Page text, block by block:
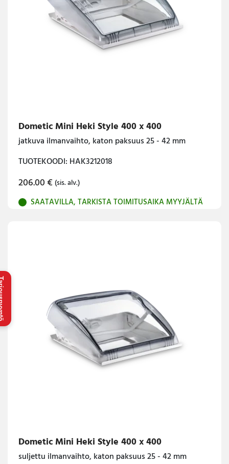
Dometic Mini Heki Style 400 x 400
jatkuva ilmanvaihto, katon paksuus 25 - 42 mm
TUOTEKOODI: HAK3212018
206.00€ (sis. alv.)
SAATAVILLA, TARKISTA TOIMITUSAIKA MYYJÄLTÄ
Dometic Mini Heki Style 400 x 400
suljettu ilmanvaihto, katon paksuus 25 - 42 mm